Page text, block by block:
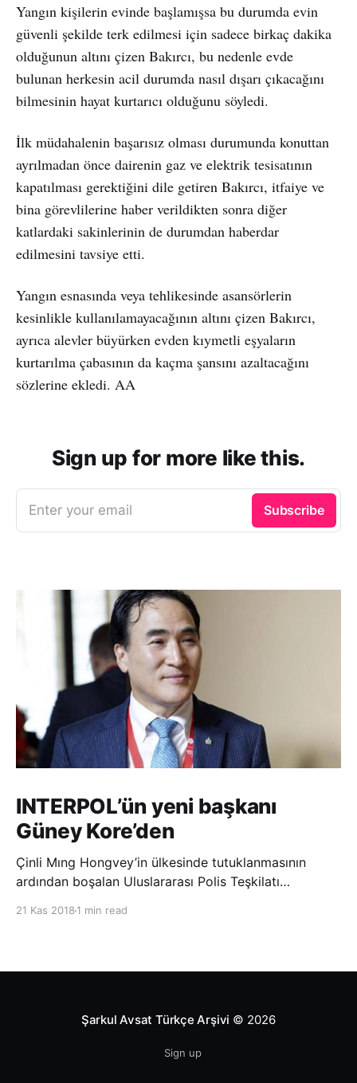
Yangın kişilerin evinde başlamışsa bu durumda evin
güvenli şekilde terk edilmesi için sadece birkaç dakika
olduğunun altını çizen Bakırcı, bu nedenle evde
bulunan herkesin acil durumda nasıl dışarı çıkacağını
bilmesinin hayat kurtarıcı olduğunu söyledi.
İlk müdahalenin başarısız olması durumunda konuttan
ayrılmadan önce dairenin gaz ve elektrik tesisatının
kapatılması gerektiğini dile getiren Bakırcı, itfaiye ve
bina görevlilerine haber verildikten sonra diğer
katlardaki sakinlerinin de durumdan haberdar
edilmesini tavsiye etti.
Yangın esnasında veya tehlikesinde asansörlerin
kesinlikle kullanılamayacağının altını çizen Bakırcı,
ayrıca alevler büyürken evden kıymetli eşyaların
kurtarılma çabasının da kaçma şansını azaltacağını
sözlerine ekledi. AA
Sign up for more like this.
Enter your email Subscribe
INTERPOL’ün yeni başkanı
Güney Kore’den
Çinli Mıng Hongvey’in ülkesinde tutuklanmasının
ardından boşalan Uluslararası Polis Teşkilatı
21 Kas 2018 1 min read
Şarkul Avsat Türkçe Arşivi © 2026
Sign up